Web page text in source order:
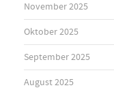
November 2025
Oktober 2025
September 2025
August 2025